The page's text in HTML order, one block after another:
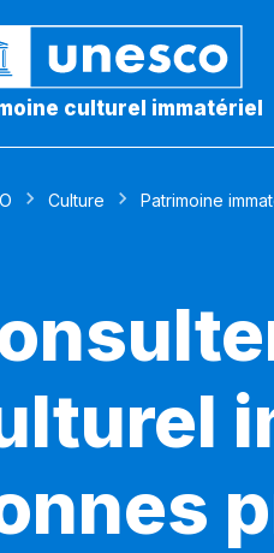
culturel immatériel
Culture Patrimoine